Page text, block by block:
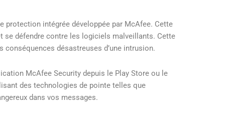
protection intégrée développée par McAfee. Cette
se défendre contre les logiciels malveillants. Cette
conséquences désastreuses d’une intrusion.
McAfee Security depuis le Play Store ou le
des technologies de pointe telles que
dans vos messages.